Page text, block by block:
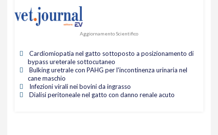
Aggiornamento Scientifico
Cardiomiopatia nel gatto sottoposto a posizionamento di
bypass ureterale sottocutaneo
Bulking uretrale con PAHG per l'incontinenza urinaria nel
cane maschio
Infezioni virali nei bovini da ingrasso
Dialisi peritoneale nel gatto con danno renale acuto